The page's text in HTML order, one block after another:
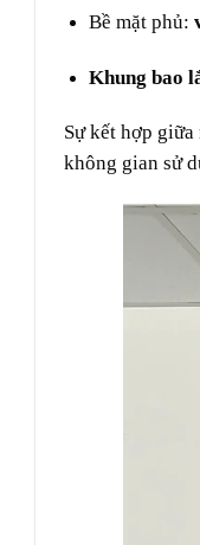
Bề mặt phủ:
Khung bao
Sự kết hợp
không gian sử